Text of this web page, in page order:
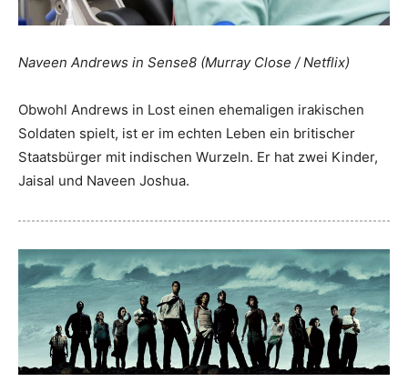
Naveen Andrews in Sense8 (Murray Close / Netflix)
Obwohl Andrews in Lost einen ehemaligen irakischen
Soldaten spielt, ist er im echten Leben ein britischer
Staatsbürger mit indischen Wurzeln. Er hat zwei Kinder,
Jaisal und Naveen Joshua.